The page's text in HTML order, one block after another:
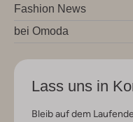
Fashion News
bei Omoda
Lass uns in
Bleib auf dem